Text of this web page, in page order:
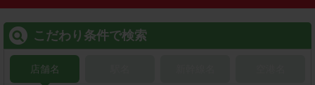
こだわり条件で検索
店舗名